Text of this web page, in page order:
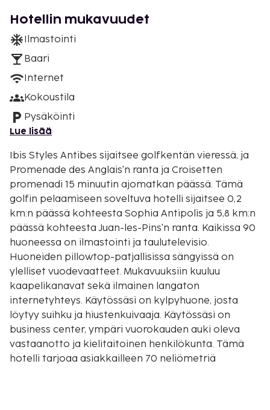
Hotellin mukavuudet
Ilmastointi
Baari
Internet
Kokoustila
Pysäköinti
Lue lisää
Ibis Styles Antibes sijaitsee golfkentän vieressä, ja
Promenade des Anglais'n ranta ja Croisetten
promenadi 15 minuutin ajomatkan päässä. Tämä
golfin pelaamiseen soveltuva hotelli sijaitsee 0,2
km:n päässä kohteesta Sophia Antipolis ja 5,8 km:n
päässä kohteesta Juan-les-Pins'n ranta. Kaikissa 90
huoneessa on ilmastointi ja taulutelevisio.
Huoneiden pillowtop-patjallisissa sängyissä on
ylelliset vuodevaatteet. Mukavuuksiin kuuluu
kaapelikanavat sekä ilmainen langaton
internetyhteys. Käytössäsi on kylpyhuone, josta
löytyy suihku ja hiustenkuivaaja. Käytössäsi on
business center, ympäri vuorokauden auki oleva
vastaanotto ja kielitaitoinen henkilökunta. Tämä
hotelli tarjoaa asiakkailleen 70 neliömetriä